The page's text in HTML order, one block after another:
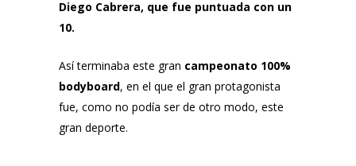
Diego Cabrera, que fue puntuada con un
10.
Así terminaba este gran campeonato 100%
bodyboard, en el que el gran protagonista
fue, como no podía ser de otro modo, este
gran deporte.